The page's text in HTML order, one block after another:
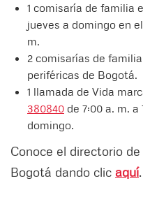
1 comisaría de familia
jueves a domingo en
m.
2 comisarías de
periféricas de Bogotá.
1 llamada de Vida
380840 de 7:00 a. m.
domingo.
Conoce el directorio
Bogotá dando clic aquí.